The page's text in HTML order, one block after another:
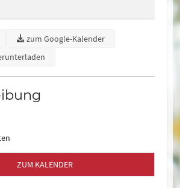
zum Google-Kalender
ZUM KALENDER